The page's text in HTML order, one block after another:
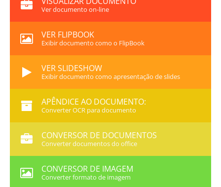
Ver documento on-line
VER FLIPBOOK
Exibir documento como o FlipBook
VER SLIDESHOW
Exibir documento como apresentação de slides
APÊNDICE AO DOCUMENTO:
Converter OCR para documento
CONVERSOR DE DOCUMENTOS
Converter documentos do office
CONVERSOR DE IMAGEM
Converter formato de imagem